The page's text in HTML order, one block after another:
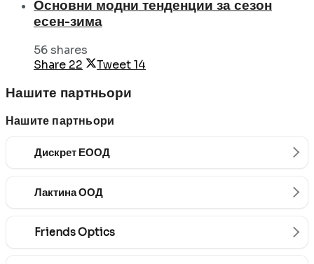
Основни модни тенденции за сезон
есен-зима
56 shares
Share 22 Tweet14
Нашите партньори
Нашите партньори
Дискрет ЕООД
Лактина ООД
Friends Optics